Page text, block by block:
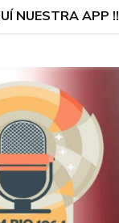
NUESTRA APP !!